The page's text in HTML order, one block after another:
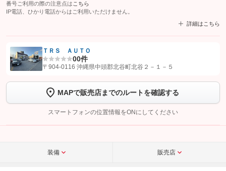
番号ご利用の際の注意点は こちら
IP電話、ひかり電話からはご利用いただけません。
詳細はこちら
【STEP1】認証画面でグーネットを友だち追加してから「許可する」ボタンを押
トーク画面で
ボタンをタップして問い合わせを
完了してください。
こちら
ＴＲＳ ＡＵＴＯ
00件
〒904-0116 沖縄県中頭郡北谷町北谷２－１－５
MAPで販売店までのルートを確認する
スマートフォンの位置情報をONにしてください
装備 販売店